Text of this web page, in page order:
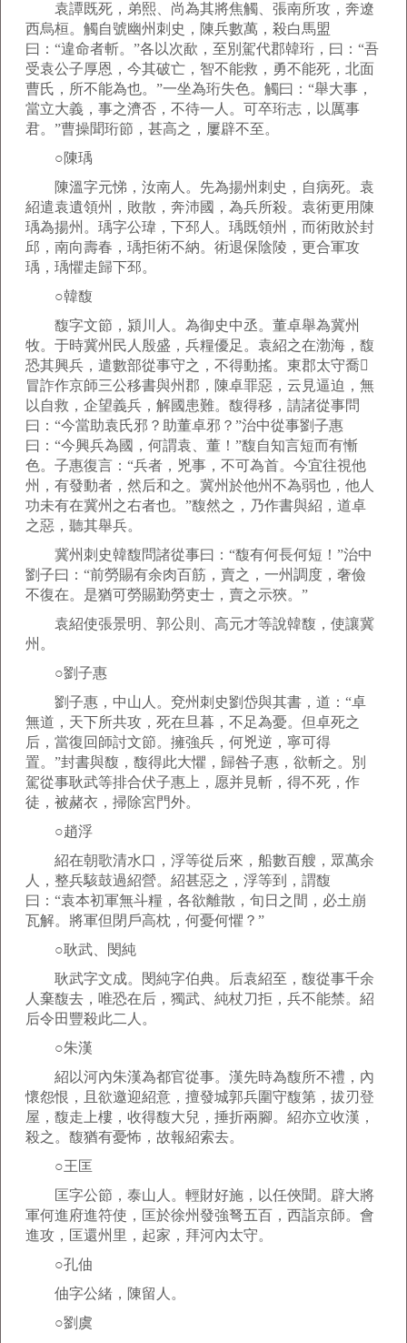
袁譚既死，弟熙、尚為其將焦觸、張南所攻，奔遼
西烏桓。觸自號幽州刺史，陳兵數萬，殺白馬盟
曰：“違命者斬。”各以次歃，至別駕代郡韓珩，曰：“吾
受袁公子厚恩，今其破亡，智不能救，勇不能死，北面
曹氏，所不能為也。”一坐為珩失色。觸曰：“舉大事，
當立大義，事之濟否，不待一人。可卒珩志，以厲事
君。”曹操聞珩節，甚高之，屢辟不至。
○陳瑀
陳溫字元悌，汝南人。先為揚州刺史，自病死。袁
紹遣袁遺領州，敗散，奔沛國，為兵所殺。袁術更用陳
瑀為揚州。瑀字公瑋，下邳人。瑀既領州，而術敗於封
邱，南向壽春，瑀拒術不納。術退保陰陵，更合軍攻
瑀，瑀懼走歸下邳。
○韓馥
馥字文節，潁川人。為御史中丞。董卓舉為冀州
牧。于時冀州民人殷盛，兵糧優足。袁紹之在渤海，馥
恐其興兵，遣數部從事守之，不得動搖。東郡太守喬
冒詐作京師三公移書與州郡，陳卓罪惡，云見逼迫，無
以自救，企望義兵，解國患難。馥得移，請諸從事問
曰：“今當助袁氏邪？助董卓邪？”治中從事劉子惠
曰：“今興兵為國，何謂袁、董！”馥自知言短而有慚
色。子惠復言：“兵者，兇事，不可為首。今宜往視他
州，有發動者，然后和之。冀州於他州不為弱也，他人
功未有在冀州之右者也。”馥然之，乃作書與紹，道卓
之惡，聽其舉兵。
冀州刺史韓馥問諸從事曰：“馥有何長何短！”治中
劉子曰：“前勞賜有余肉百筋，賣之，一州調度，奢儉
不復在。是猶可勞賜勤勞吏士，賣之示狹。”
袁紹使張景明、郭公則、高元才等說韓馥，使讓冀
州。
○劉子惠
劉子惠，中山人。兗州刺史劉岱與其書，道：“卓
無道，天下所共攻，死在旦暮，不足為憂。但卓死之
后，當復回師討文節。擁強兵，何兇逆，寧可得
置。”封書與馥，馥得此大懼，歸咎子惠，欲斬之。別
駕從事耿武等排合伏子惠上，愿并見斬，得不死，作
徒，被赭衣，掃除宮門外。
○趙浮
紹在朝歌清水口，浮等從后來，船數百艘，眾萬余
人，整兵駭鼓過紹營。紹甚惡之，浮等到，謂馥
曰：“袁本初軍無斗糧，各欲離散，旬日之間，必土崩
瓦解。將軍但閉戶高枕，何憂何懼？”
○耿武、閔純
耿武字文成。閔純字伯典。后袁紹至，馥從事千余
人棄馥去，唯恐在后，獨武、純杖刀拒，兵不能禁。紹
后令田豐殺此二人。
○朱漢
紹以河內朱漢為都官從事。漢先時為馥所不禮，內
懷怨恨，且欲邀迎紹意，擅發城郭兵圍守馥第，拔刃登
屋，馥走上樓，收得馥大兒，捶折兩腳。紹亦立收漢，
殺之。馥猶有憂怖，故報紹索去。
○王匡
匡字公節，泰山人。輕財好施，以任俠聞。辟大將
軍何進府進符使，匡於徐州發強弩五百，西詣京師。會
進攻，匡還州里，起家，拜河內太守。
○孔伷
伷字公緒，陳留人。
○劉虞